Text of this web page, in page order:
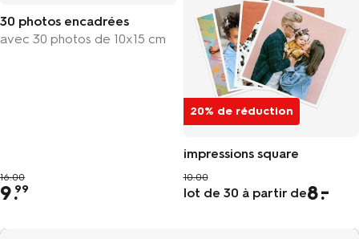
30 photos encadrées
avec 30 photos de 10x15 cm
16.00
9.99
20% de réduction
impressions square
10.00
lot de 30 à partir de8